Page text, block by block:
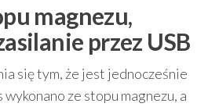
magnezu,
przez USB
się tym, że jest jednocześnie
wykonano ze stopu magnezu, a